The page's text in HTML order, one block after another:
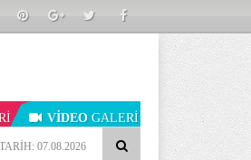
VİDEO GALERİ
TARİH: 07.08.2026